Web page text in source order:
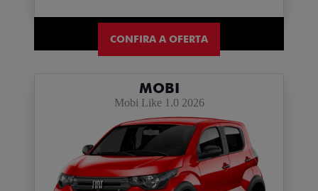
CONFIRA A OFERTA
MOBI
Mobi Like 1.0 2026